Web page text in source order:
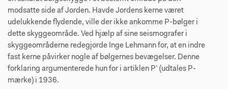
modsatte side af Jorden. Havde Jordens kerne været
udelukkende flydende, ville der ikke ankomme P-bølger i
dette skyggeområde. Ved hjælp af sine seismografer i
skyggeområderne redegjorde Inge Lehmann for, at en indre
fast kerne påvirker nogle af bølgernes bevægelser. Denne
forklaring argumenterede hun for i artiklen P’ (udtales P-
mærke) i 1936.